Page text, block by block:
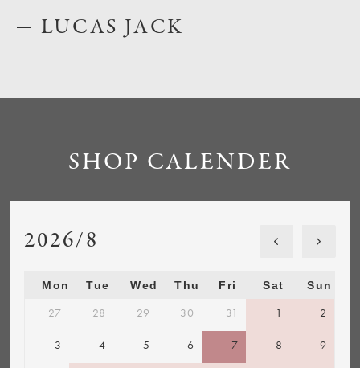
LUCAS JACK
SHOP CALENDER
2026/8
Mon Tue Wed Thu Fri Sat Sun
27 28 29 30 31 1 2
3 4 5 6 7 8 9